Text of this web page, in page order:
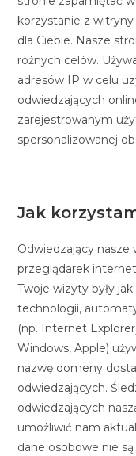
korzystanie z
dla Ciebie. Nasze
różnych celów.
adresów IP w celu
odwiedzających
zarejestrowanym
spersonalizowanej
Jak
Odwiedzający nasze
przeglądarek
Twoje wizyty były
technologii,
(np. Internet
Windows, Apple)
nazwę domeny
odwiedzających.
odwiedzających
umożliwić nam
dane osobowe nie